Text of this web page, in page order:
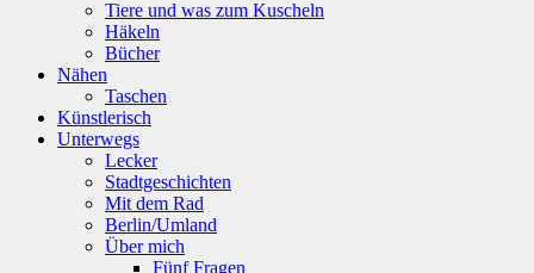
Tiere und was zum Kuscheln
Häkeln
Bücher
Nähen
Taschen
Künstlerisch
Unterwegs
Lecker
Stadtgeschichten
Mit dem Rad
Berlin/Umland
Über mich
Fünf Fragen